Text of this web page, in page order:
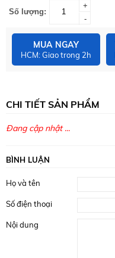
Số lượng:
+
-
MUA NGAY
HCM: Giao trong 2h
CHI TIẾT SẢN PHẨM
Đang cập nhật ...
BÌNH LUẬN
Họ và tên
Số điện thoại
Nội dung